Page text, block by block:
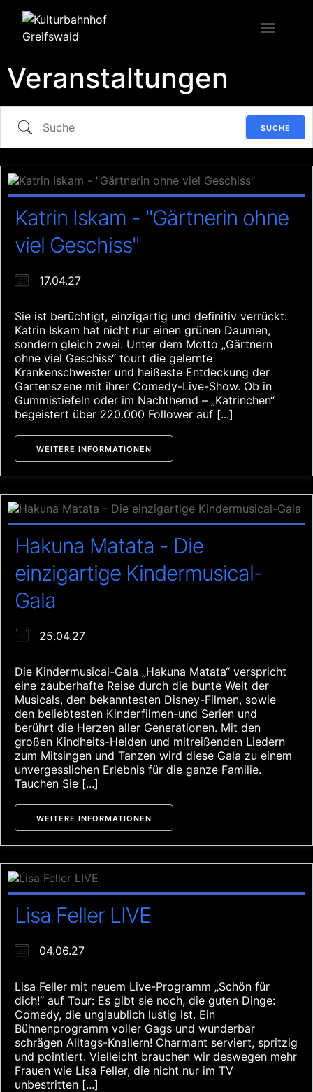
Veranstaltungen
SUCHE
Katrin Iskam - "Gärtnerin ohne
viel Geschiss"
17.04.27
Sie ist berüchtigt, einzigartig und definitiv verrückt:
Katrin Iskam hat nicht nur einen grünen Daumen,
sondern gleich zwei. Unter dem Motto „Gärtnern
ohne viel Geschiss“ tourt die gelernte
Krankenschwester und heißeste Entdeckung der
Gartenszene mit ihrer Comedy-Live-Show. Ob in
Gummistiefeln oder im Nachthemd – „Katrinchen“
begeistert über 220.000 Follower auf [...]
WEITERE INFORMATIONEN
Hakuna Matata - Die
einzigartige Kindermusical-
Gala
25.04.27
Die Kindermusical-Gala „Hakuna Matata“ verspricht
eine zauberhafte Reise durch die bunte Welt der
Musicals, den bekanntesten Disney-Filmen, sowie
den beliebtesten Kinderfilmen-und Serien und
berührt die Herzen aller Generationen. Mit den
großen Kindheits-Helden und mitreißenden Liedern
zum Mitsingen und Tanzen wird diese Gala zu einem
unvergesslichen Erlebnis für die ganze Familie.
Tauchen Sie [...]
WEITERE INFORMATIONEN
Lisa Feller LIVE
04.06.27
Lisa Feller mit neuem Live-Programm „Schön für
dich!“ auf Tour: Es gibt sie noch, die guten Dinge:
Comedy, die unglaublich lustig ist. Ein
Bühnenprogramm voller Gags und wunderbar
schrägen Alltags-Knallern! Charmant serviert, spritzig
und pointiert. Vielleicht brauchen wir deswegen mehr
Frauen wie Lisa Feller, die nicht nur im TV
unbestritten [...]